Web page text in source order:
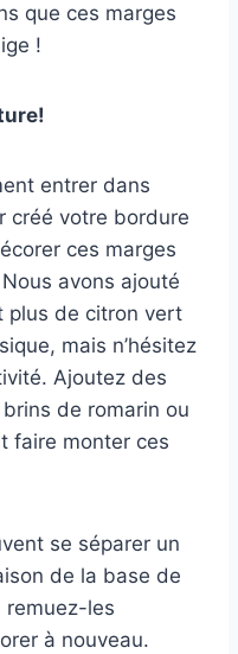
que ces marges
!
entrer dans
créé votre bordure
ces marges
avons ajouté
plus de citron vert
mais n’hésitez
Ajoutez des
de romarin ou
faire monter ces
se séparer un
de la base de
remuez-les
à nouveau.